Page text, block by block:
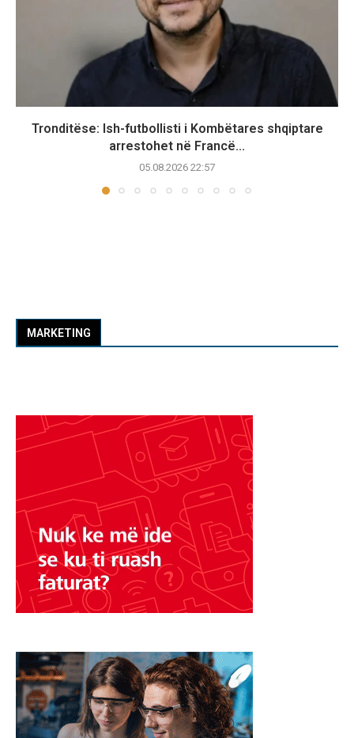
Tronditëse: Ish-futbollisti i Kombëtares shqiptare
arrestohet në Francë...
05.08.2026 22:57
MARKETING